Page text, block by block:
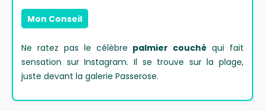
Mon Conseil
Ne ratez pas le célèbre palmier couché qui fait
sensation sur Instagram. Il se trouve sur la plage,
juste devant la galerie Passerose.